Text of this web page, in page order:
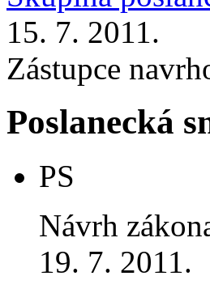
15. 7. 2011.
Zástupce
Poslanecká
PS
Návrh
19. 7. 2011.